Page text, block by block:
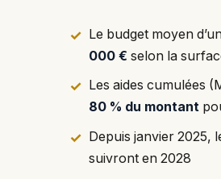
Le budget moyen
000 € selon la
Les aides cumulées
80 % du montant
Depuis janvier 2025,
suivront en 2028